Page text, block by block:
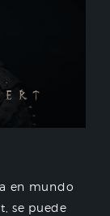
en mundo
se puede